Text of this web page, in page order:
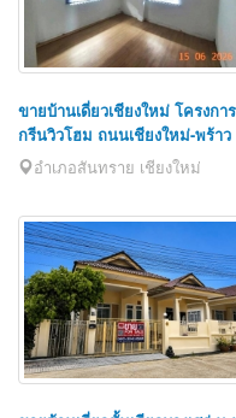
ขายบ้านเดี่ยวเชียงใหม่ โครงการ
กรีนวิวโฮม ถนนเชียงใหม่-พร้าว
อำเภอสันทราย เชียงใหม่